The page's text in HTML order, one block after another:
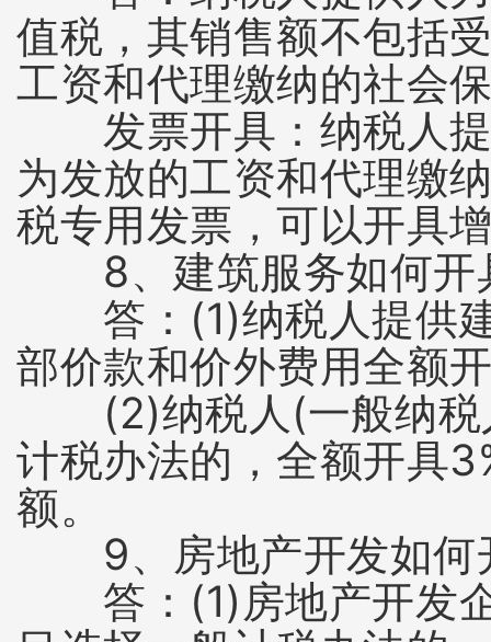
值税，其销售额不包括
工资和代理缴纳的社会
发票开具：纳税人提
为发放的工资和代理缴
税专用发票，可以开具
8、建筑服务如何开
答：(1)纳税人提供建
部价款和价外费用全额
(2)纳税人(一般纳税
计税办法的，全额开具
额。
9、房地产开发如何
答：(1)房地产开发企